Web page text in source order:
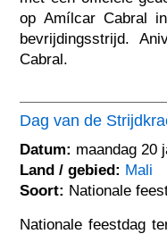
op Amílcar Cabral
bevrijdingsstrijd.
Cabral.
Dag van de
Datum: maandag 20
Land / gebied: Mali
Soort: Nationale
Nationale feestdag